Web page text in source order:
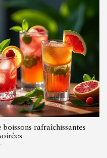
rafraîchissantes